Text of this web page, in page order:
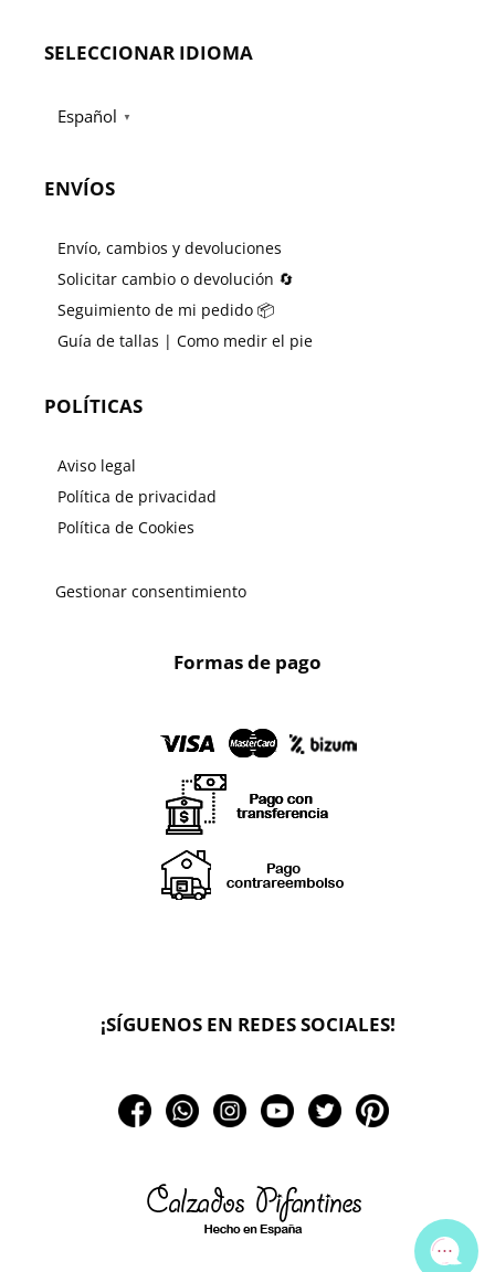
SELECCIONAR IDIOMA
Español ▼
ENVÍOS
Envío, cambios y devoluciones
Solicitar cambio o devolución 🔄
Seguimiento de mi pedido 📦
Guía de tallas | Como medir el pie
POLÍTICAS
Aviso legal
Política de privacidad
Política de Cookies
Gestionar consentimiento
Formas de pago
¡SÍGUENOS EN REDES SOCIALES!
📧 Enviar mensaje